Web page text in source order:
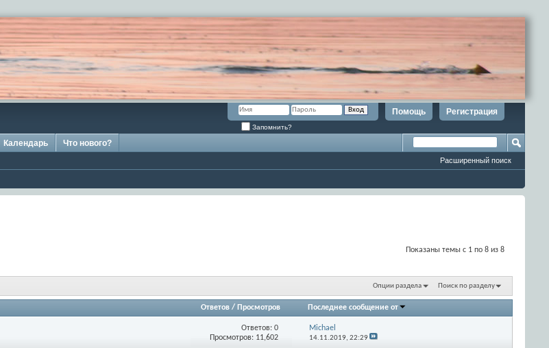
Регистрация
Помощь
Запомнить?
Календарь Что нового?
Расширенный поиск
Показаны темы с 1 по 8 из 8
Опции раздела Поиск по разделу
Ответов / Просмотров Последнее сообщение от
Ответов:0
Просмотров: 11,602
Michael
14.11.2019, 22:29